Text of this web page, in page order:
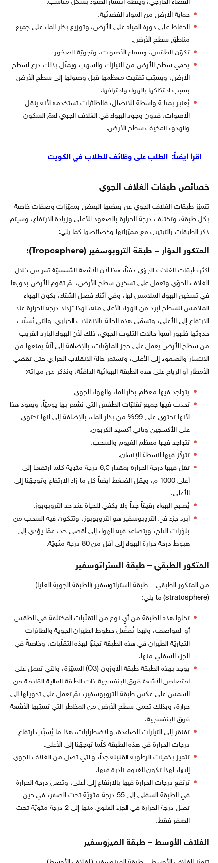
الفضاء الخارجي، وينظّم انتشار الضوء بشكل مناسب.
حماية الأرض من المواد الفضائية.
الحفاظ على دورة المياه على الأرض، وتوزيع بخار الماء على جميع
مناطق سطح الأرض.
تكوّن الطقس، وسماع الأصوات، وتجويّة الصخور.
يحمي سطح الأرض من النيازك والشهب ويمثّل بذلك درع لسطح
الأرض، ويسبّب تفتيت معظمها قبل وصولها إلى سطح الأرض
بسبب احتكاكها بالهواء واحتراقها.
يُعتبر بمثابة واسطة للاتصال، فالطائرات تستخدمه لأنه ينقل
الأصوات، فدون وجود الهواء في الغلاف الجوي لعمّ السكون
والهدوء المخيف سطح الأرض.
اقرأ أيضاً: الطلب على وظائف للطلاب في الكويت
خصائص طبقات الغلاف الجوي
تتميّز طبقات الغلاف الجوي عن بعضها البعض بمميّزات وصفات خاصة
بكل طبقة، وتختلف درجة الحرارة بالصعود للأعلى وزيادة الارتفاع، وسيتم
ذكر الطبقات بالترتيب مع مميّزاتها وخصائصها كما يلي:
المتكور الدوّار – طبقة التروبوسفير (Troposphere):
أكثر طبقات الغلاف الجوّي دفئاً، هذا لأن الأشعة الشمسيّة تمر من خلال
الغلاف الجوّي وتعمل على تسخين سطح الأرض، ثمّ تقوم الأرض بدورها
في تسخين الهواء الملامس لها، وفي أثناء فصل الشتاء، يكون الهواء
الملامس للسطح أبرد من الهواء الأعلى منه، لهذا تزداد درجة الحرارة عند
الارتفاع إلى الأعلى، وتسمّى هذه الحالة بالانقلاب الحراري، والتي يُسبِّب
حدوثها ظهور أسوأ حالات التلوث الجوي، ذلك لأن الهواء البارد القريب
من سطح الأرض يعمل على حجز الملوّثات، بالإضافة إلى أنّهُ يمنعها من
الانتشار والصعود إلى الأعلى، وتستمر حالة الانقلاب الحراري حتى تقضي
الأمطار أو الرياح على هذه الطبقة الهوائية الدافئة، ونذكر من ميزاته:
يتواجد فيها معظم بخار الماء والهواء الجوي.
تحدث فيها جميع تقلبّات الطقس التي نشعر بها يوميّاً، ويعود هذا
لأنها تحتوي على 99% من بخار الماء، بالإضافة إلى أنّها تحتوي
على الأكسجين وثاني أكسيد الكربون.
تتواجد فيها معظم الغيوم والسحب.
تتركّز فيها انشطة الإنسان.
تقل فيها درجة الحرارة بمقدار 6,5 درجة مئوية كلما ارتفعنا إلى
أعلى 1000 م، ويقل الضغط أيضاً كل ما زاد الارتفاع وتوجهّنا إلى
الأعلى.
يُصبح الهواء رقيقاً جداً ولا يكفي للحياة عند حد التروبوبوز.
أبرد جزء في التروبوسفير هو التروبوبوز، وتتكون فيه السحب من
بلوّرات الثلج، ويتصاعد فيه الهواء إلى أقصى حد، ممّا يؤدي إلى
هبوط درجة حرارة الهواء إلى أقل من 80 درجة مئويّة.
المتكور الطبقي – طبقة الستراتوسفير
من المتكور الطبقي – طبقة الستراتوسفير (الطبقة الجوية العليا)
(stratosphere) ما يلي:
تخلوا هذه الطبقة من أيٍ نوع من التقلّبات المختلفة في الطقس
أو العواصف، ولهذا تُفضِّل خطوط الطيران الجوية والطائرات
التجاريّة الطيران في هذه الطبقة تجنبًا لهذه التقلّبات، وخاصةً في
الجزء السفلي منها.
يوجد بهذه الطبقة طبقة الأوزون (O3) المميّزة، والتي تعمل على
امتصاص الأشعة فوق البنفسجية ذات الطاقة العالية القادمة من
الشمس على عكس طبقة التروبوسفير، ثمّ تعمل على تحويلها إلى
حرارة، وبذلك تحمي سطح الأرض من المخاطر التي تسبّبها الأشعة
فوق البنفسجية.
تفتقر إلى التيارات الصاعدة، والاضطرابات، هذا ما يُسبِّب ارتفاع
درجات الحرارة في هذه الطبقة كلّما توجهّنا إلى الأعلى.
تتميّز بكميّات الرطوبة القليلة جداً، والتي تصل من الغلاف الجوي
إليها، لهذا تكون الغيوم نادرة فيها.
ترتفع درجات الحرارة فيها بالارتفاع إلى أعلى، وتصل درجة الحرارة
في الطبقة السفلى إلى 55 درجة مئويّة تحت الصفر، في حين
تصل درجة الحرارة في الجزء العلوي منها إلى 2 درجة مئويّة تحت
الصفر فقط.
الغلاف الأوسط – طبقة الميزوسفير